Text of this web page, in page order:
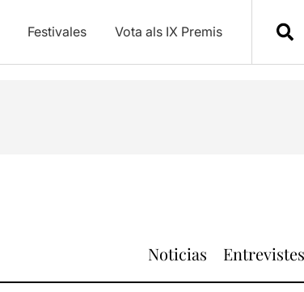
Festivales Vota als IX Premis
Noticias Entrevistes